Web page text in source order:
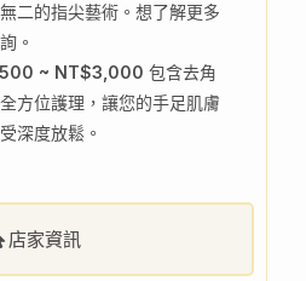
店家資訊
二的指尖藝術。想了解更多
。
~ NT$3,000 包含去角
方位護理，讓您的手足肌膚
深度放鬆。